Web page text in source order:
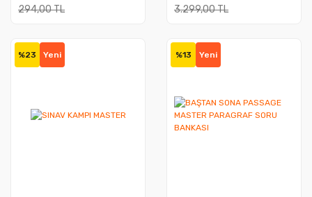
294,00 TL 3.299,00 TL
%23 Yeni %13 Yeni